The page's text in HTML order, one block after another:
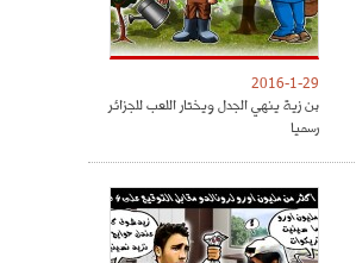
2016-1-29
بن زية ينهي الجدل ويختار اللعب للجزائر
رسميا